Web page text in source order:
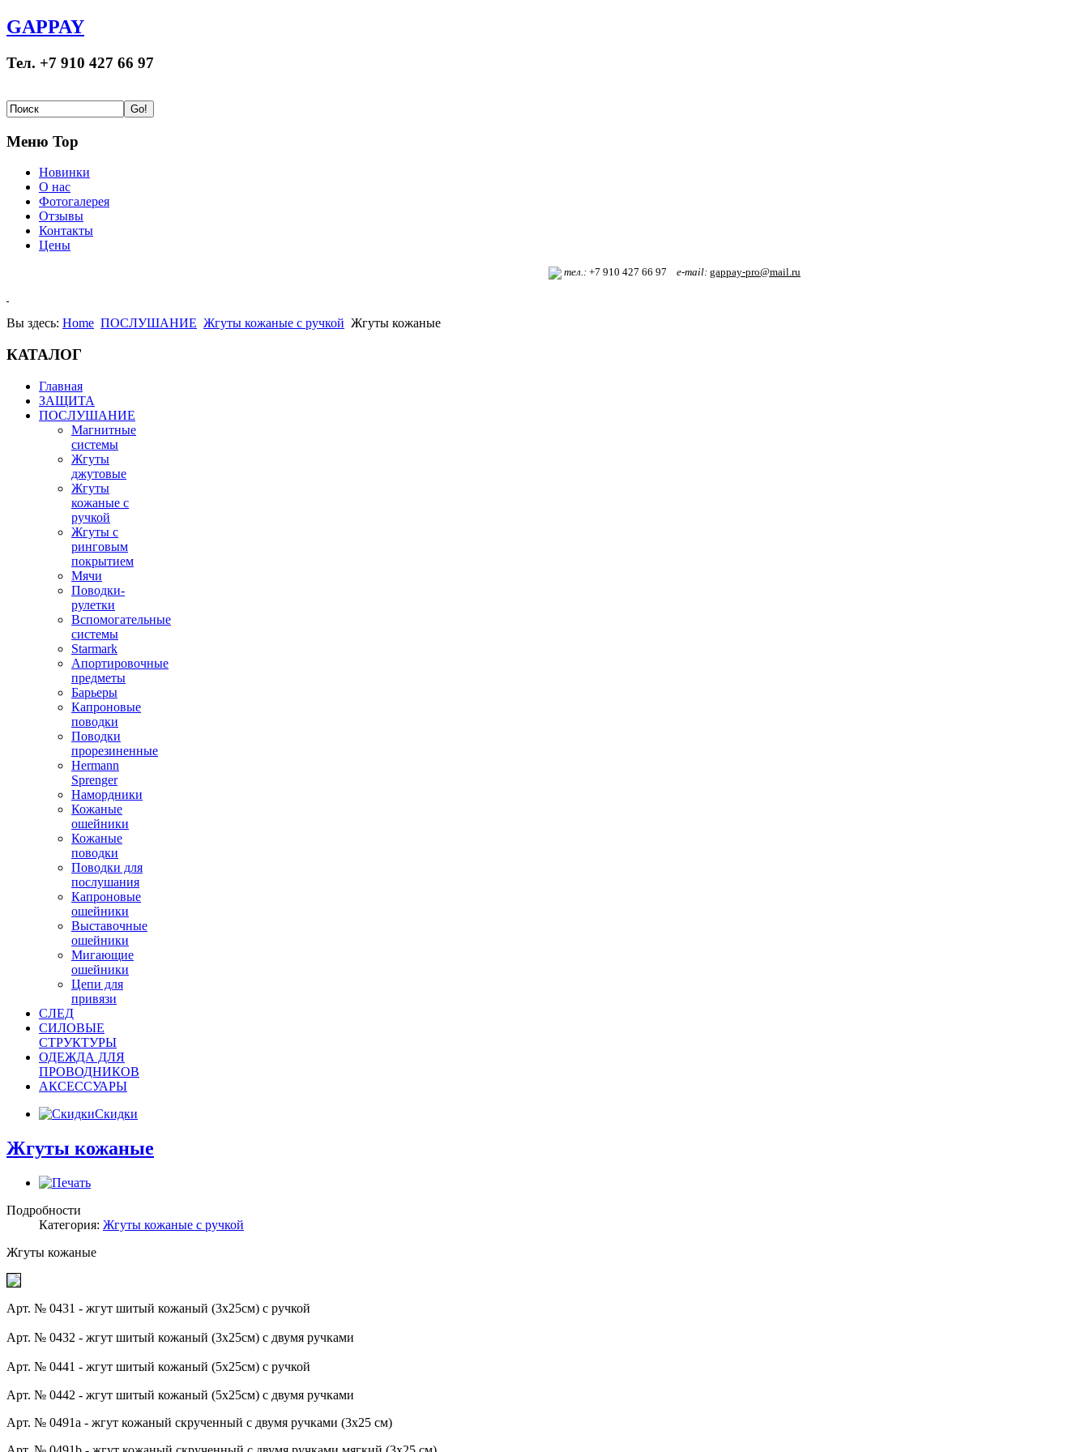
GAPPAY
Тел. +7 910 427 66 97
Меню Top
Новинки
О нас
Фотогалерея
Отзывы
Контакты
Цены
тел.: +7 910 427 66 97 e-mail: gappay-pro@mail.ru
Вы здесь: Home ПОСЛУШАНИЕ Жгуты кожаные с ручкой Жгуты кожаные
КАТАЛОГ
Главная
ЗАЩИТА
ПОСЛУШАНИЕ
Магнитные
системы
Жгуты
джутовые
Жгуты
кожаные с
ручкой
Жгуты с
ринговым
покрытием
Мячи
Поводки-
рулетки
Вспомогательные
системы
Starmark
Апортировочные
предметы
Барьеры
Капроновые
поводки
Поводки
прорезиненные
Hermann
Sprenger
Намордники
Кожаные
ошейники
Кожаные
поводки
Поводки для
послушания
Капроновые
ошейники
Выставочные
ошейники
Мигающие
ошейники
Цепи для
привязи
СЛЕД
СИЛОВЫЕ
СТРУКТУРЫ
ОДЕЖДА ДЛЯ
ПРОВОДНИКОВ
АКСЕССУАРЫ
Скидки
Жгуты кожаные
Подробности
Категория: Жгуты кожаные с ручкой
Жгуты кожаные
Арт. № 0431 - жгут шитый кожаный (3х25см) с ручкой
Арт. № 0432 - жгут шитый кожаный (3х25см) с двумя ручками
Арт. № 0441 - жгут шитый кожаный (5х25см) с ручкой
Арт. № 0442 - жгут шитый кожаный (5х25см) с двумя ручками
Арт. № 0491a - жгут кожаный скрученный с двумя ручками (3х25 см)